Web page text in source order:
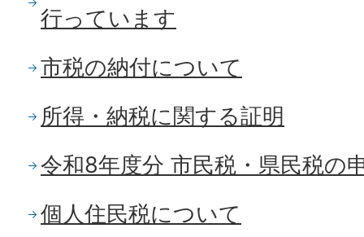
行っています
市税の納付について
所得・納税に関する証明
令和8年度分 市民税・県民税の
個人住民税について